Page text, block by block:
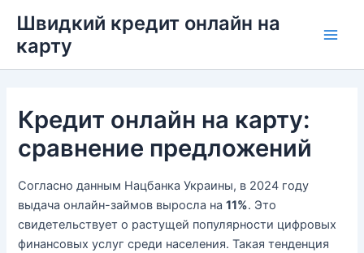
вмісту
Швидкий кредит онлайн на
карту
Кредит онлайн на карту:
сравнение предложений
Согласно данным Нацбанка Украины, в 2024 году
выдача онлайн-займов выросла на11%. Это
свидетельствует о растущей популярности цифровых
финансовых услуг среди населения. Такая тенденция